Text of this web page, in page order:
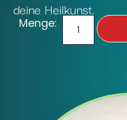
deine Heilkunst.
Menge: